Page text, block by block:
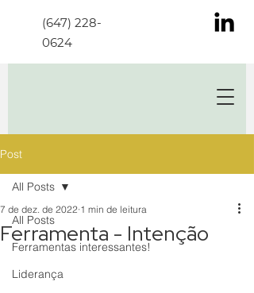
(647) 228-
0624
Post
All Posts
Ferramentas interessantes!
Liderança
All Posts
Ferramenta - Intenção
7 de dez. de 2022 1 min de leitura